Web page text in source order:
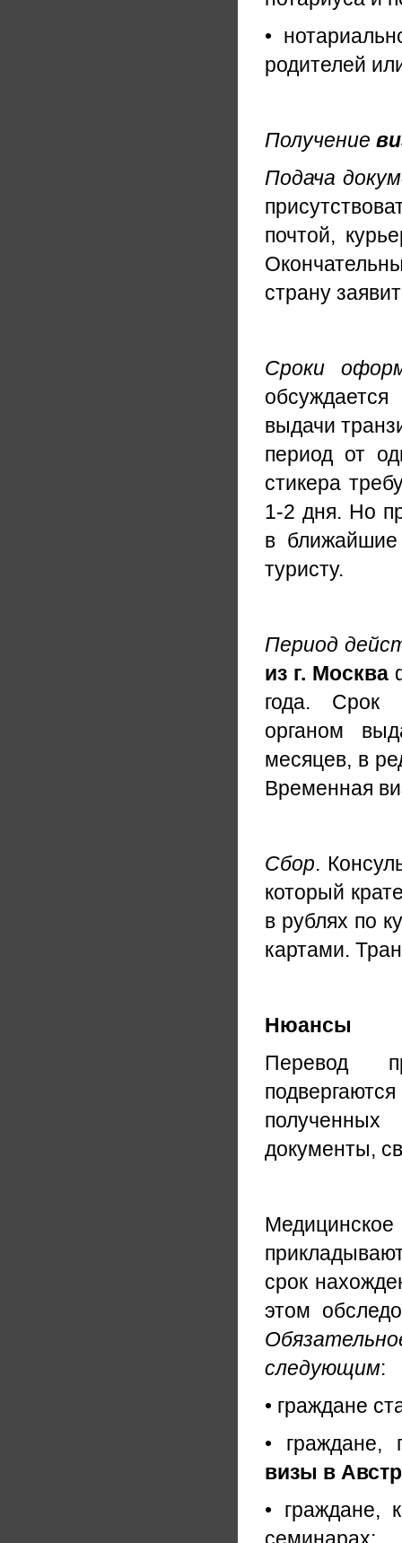
•
родителей
Получение
Подача
почтой,
страну
Сроки
выдачи
период от
стикера
1-2 дня. Но
в ближайшие
туристу.
Период
из г. Москва
года. Срок
органом
месяцев, в
Временная
Сбор.
который
в рублях по
картами.
Нюансы
Перевод
документы,
срок
этом
следующим:
• граждане
• граждане,
визы в
• граждане,